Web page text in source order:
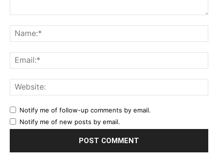
Notify me of follow-up comments by email.
Notify me of new posts by email.